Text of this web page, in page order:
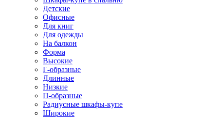
Детские
Офисные
Для книг
Для одежды
На балкон
Форма
Высокие
Г-образные
Длинные
Низкие
П-образные
Радиусные шкафы-купе
Широкие